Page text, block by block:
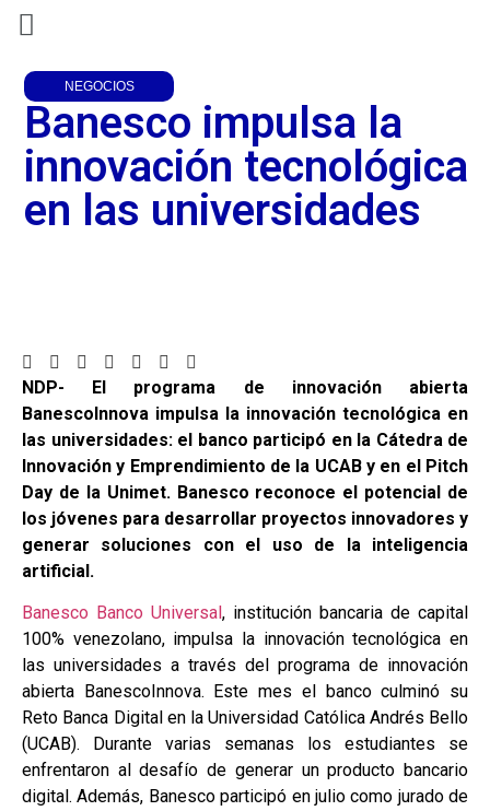
NEGOCIOS
Banesco impulsa la
innovación tecnológica
en las universidades
NDP-
El programa de innovación abierta
BanescoInnova impulsa la innovación tecnológica en
las universidades: el banco participó en la Cátedra de
Innovación y Emprendimiento de la UCAB y en el Pitch
Day de la Unimet. Banesco reconoce el potencial de
los jóvenes para desarrollar proyectos innovadores y
generar soluciones con el uso de la inteligencia
artificial.
Banesco Banco Universal , institución bancaria de capital
100% venezolano, impulsa la innovación tecnológica en
las universidades a través del programa de innovación
abierta BanescoInnova. Este mes el banco culminó su
Reto Banca Digital en la Universidad Católica Andrés Bello
(UCAB). Durante varias semanas los estudiantes se
enfrentaron al desafío de generar un producto bancario
digital. Además, Banesco participó en julio como jurado de